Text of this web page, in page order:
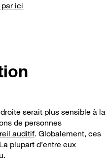
par ici
serait plus sensible à la
de personnes
auditif. Globalement, ces
plupart d’entre eux